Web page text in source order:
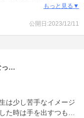
たくたまらなくなり、
もっと見る▼
公開日:2023/12/11
っ…
は少し苦手なイメージ
た時は手を出すつもり